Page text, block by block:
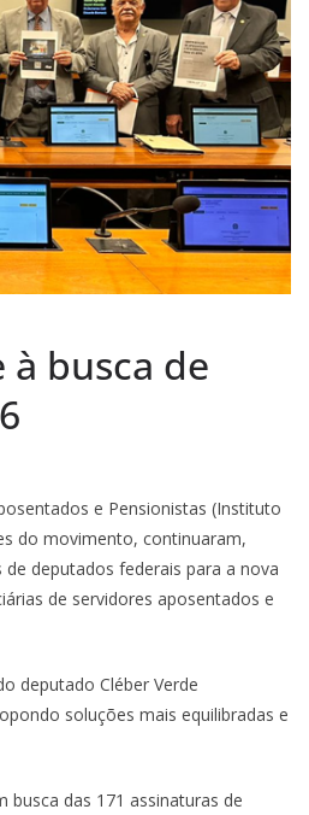
busca de
e Pensionistas (Instituto
do movimento, continuaram,
deputados federais para a nova
de servidores aposentados e
deputado Cléber Verde
soluções mais equilibradas e
das 171 assinaturas de